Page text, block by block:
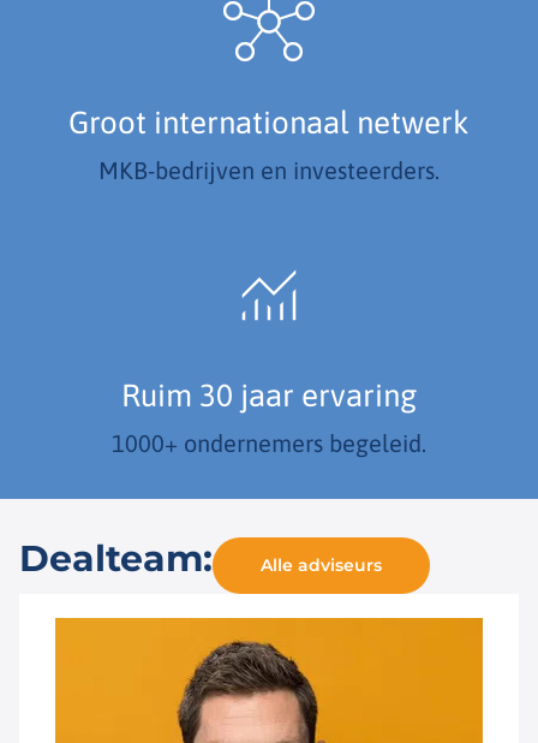
Groot internationaal netwerk
MKB-bedrijven en investeerders.
Ruim 30 jaar ervaring
1000+ ondernemers begeleid.
Dealteam: Alle adviseurs